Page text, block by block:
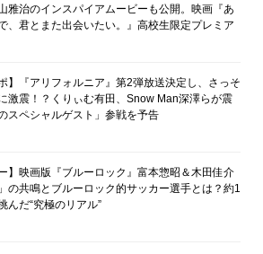
雅治のインスパイアムービーも公開。映画『あ
、君とまた出会いたい。』高校生限定プレミア
】『アリフォルニア』第2弾放送決定し、さっそ
激震！？くりぃむ有田、Snow Man深澤らが震
スペシャルゲスト」参戦を予告
】映画版『ブルーロック』富本惣昭＆木田佳介
の共鳴とブルーロック的サッカー選手とは？約1
んだ“究極のリアル”